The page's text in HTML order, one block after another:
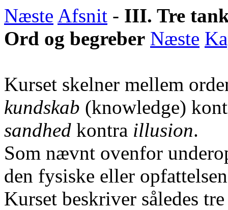
Næste Afsnit - III. Tre
Ord og begreber Næste
Kurset skelner mellem
kundskab (knowledge)
sandhed kontra illusion.
Som nævnt ovenfor
den fysiske eller
Kurset beskriver således